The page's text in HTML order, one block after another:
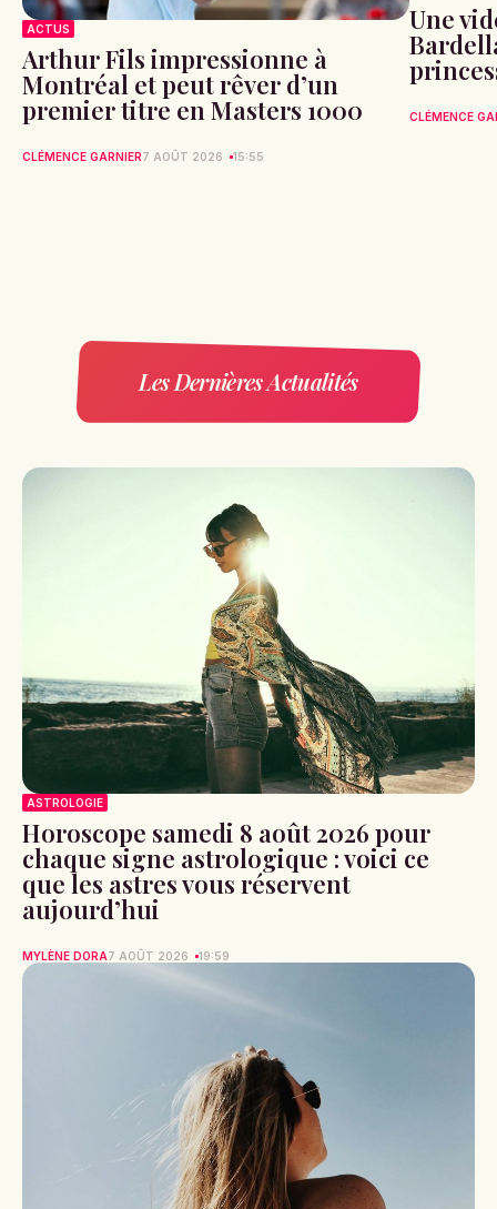
ACTUS
Arthur Fils impressionne à
Montréal et peut rêver d’un
premier titre en Masters 1000
CLÉMENCE GARNIER7 AOÛT 2026 15:55
Une
CLÉMENCE
Les Dernières Actualités
ASTROLOGIE
Horoscope samedi 8 août 2026 pour
chaque signe astrologique : voici ce
que les astres vous réservent
aujourd’hui
MYLÈNE DORA7 AOÛT 2026 19:59